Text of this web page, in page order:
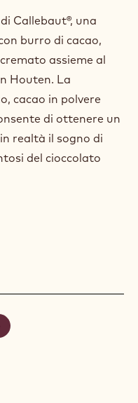
Callebaut®, una
burro di cacao,
assieme al
Houten. La
cacao in polvere
di ottenere un
realtà il sogno di
del cioccolato